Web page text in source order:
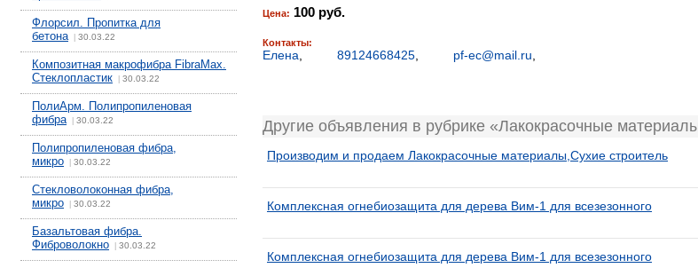
Флорсил. Пропитка для
бетона| 30.03.22
Композитная макрофибра FibraMax.
Стеклопластик
30.03.22
ПолиАрм. Полипропиленовая
фибра| 30.03.22
Полипропиленовая фибра,
микро
30.03.22
Стекловолоконная фибра,
микро
30.03.22
Базальтовая фибра.
Фиброволокно
30.03.22
Цена: 100 руб.
Контакты:
Елена 89124668425 pf-ec@mail.ru
Другие объявления в рубрике «Лакокрасочные
Производим и продаем Лакокрасочные материалы,Сухие строитель
Комплексная огнебиозащита для дерева Вим-1 для всезезонного
Комплексная огнебиозащита для дерева Вим-1 для всезезонного